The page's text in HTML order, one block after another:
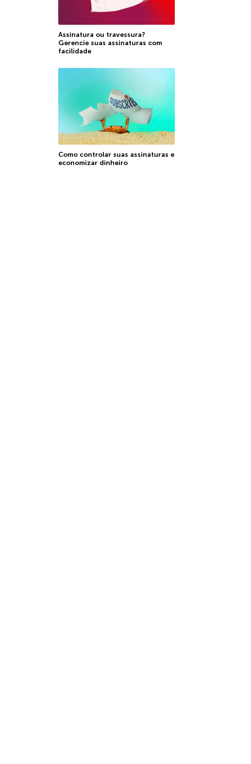
Assinatura ou travessura?
Gerencie suas assinaturas com
facilidade
Como controlar suas assinaturas e
economizar dinheiro